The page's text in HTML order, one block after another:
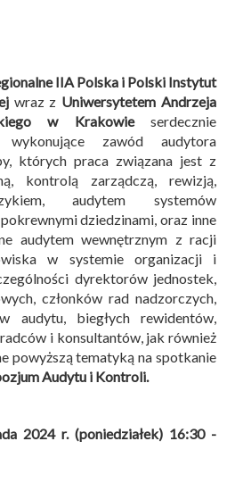
IIA Polska i Polski Instytut
wraz z Uniwersytetem Andrzeja
w Krakowieserdecznie
wykonujące zawód audytora
których praca związana jest z
kontrolą zarządczą, rewizją,
audytem systemów
dziedzinami, oraz inne
audytem wewnętrznym z racji
w systemie organizacji i
dyrektorów jednostek,
członków rad nadzorczych,
audytu, biegłych rewidentów,
i konsultantów, jak również
powyższą tematyką na spotkanie
Audytu i Kontroli.
2024 r. (poniedziałek) 16:30 -